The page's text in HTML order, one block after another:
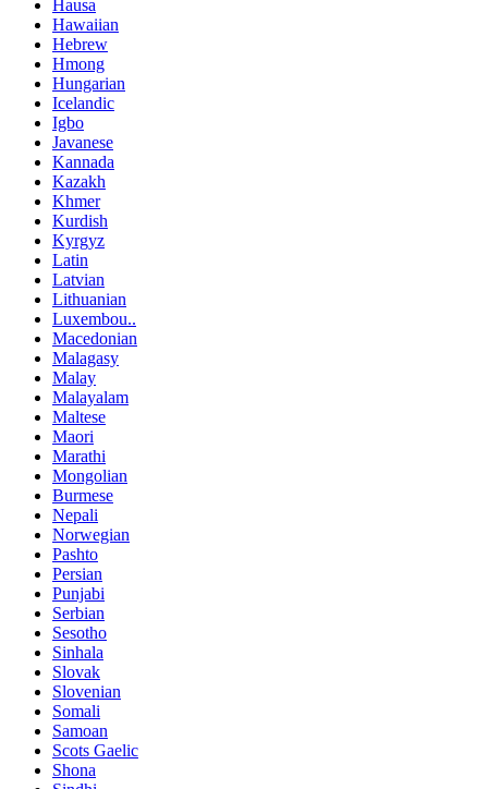
Hausa
Hawaiian
Hebrew
Hmong
Hungarian
Icelandic
Igbo
Javanese
Kannada
Kazakh
Khmer
Kurdish
Kyrgyz
Latin
Latvian
Lithuanian
Luxembou..
Macedonian
Malagasy
Malay
Malayalam
Maltese
Maori
Marathi
Mongolian
Burmese
Nepali
Norwegian
Pashto
Persian
Punjabi
Serbian
Sesotho
Sinhala
Slovak
Slovenian
Somali
Samoan
Scots Gaelic
Shona